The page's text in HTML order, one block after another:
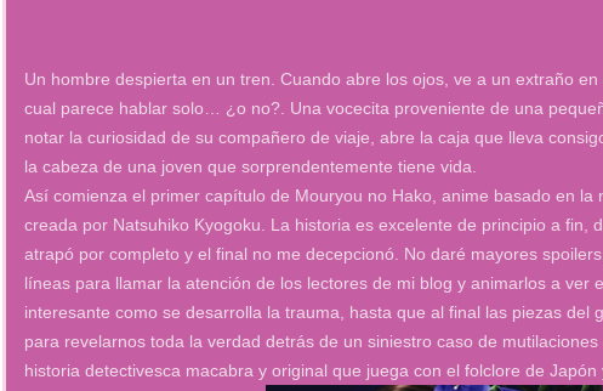
Un hombre despierta en un tren. Cuando abre los ojos, ve a un extraño
cual parece hablar solo… ¿o no?. Una vocecita proveniente de una
notar la curiosidad de su compañero de viaje, abre la caja que lleva
la cabeza de una joven que sorprendentemente tiene vida.
Así comienza el primer capítulo de Mouryou no Hako, anime basado en la
creada por Natsuhiko Kyogoku. La historia es excelente de principio a fin,
atrapó por completo y el final no me decepcionó. No daré mayores
líneas para llamar la atención de los lectores de mi blog y animarlos a ver
interesante como se desarrolla la trauma, hasta que al final las piezas del
para revelarnos toda la verdad detrás de un siniestro caso de
historia detectivesca macabra y original que juega con el folclore de Japón